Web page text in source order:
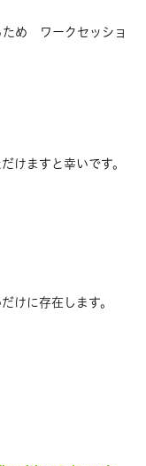
ため ワークセッショ
けますと幸いです。
けに存在します。